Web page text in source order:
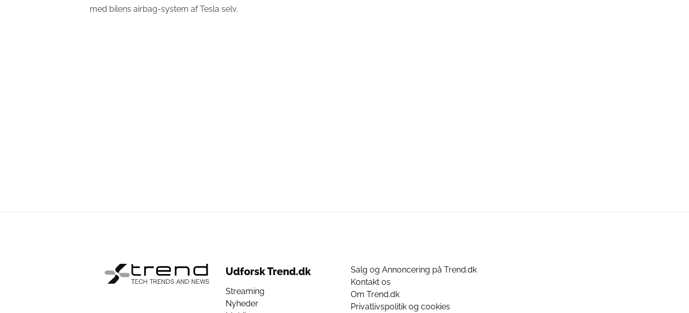
med bilens airbag-system af Tesla selv.
Udforsk Trend.dk
Streaming
Nyheder
Salg og Annoncering på Trend.dk
Kontakt os
Om Trend.dk
Privatlivspolitik og cookies